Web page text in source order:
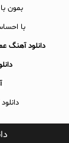
بمون
با
دانلود آهنگ